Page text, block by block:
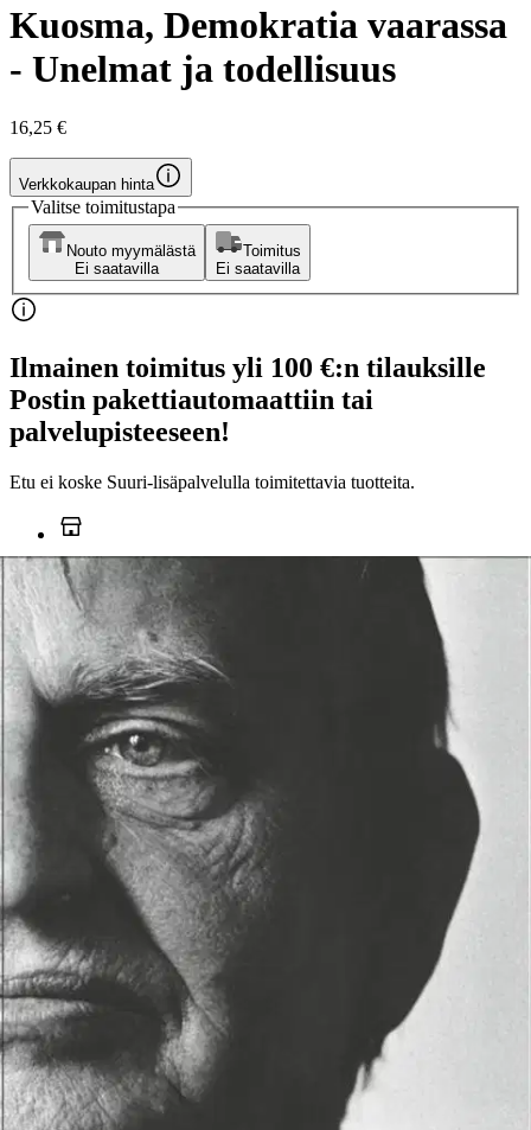
Kuosma, Demokratia vaarassa
- Unelmat ja todellisuus
16,25 €
Verkkokaupan hinta
Valitse toimitustapa
Nouto myymälästä
Ei saatavilla
Toimitus
Ei saatavilla
Ilmainen toimitus yli 100 €:n tilauksille
Postin pakettiautomaattiin tai
palvelupisteeseen!
Etu ei koske Suuri‑lisäpalvelulla toimitettavia tuotteita.
Tarkista myymäläsaatavuus
Ei saatavilla
Tuotekuvaus
Kaksituhatlukua on leimannut maailman ainoan supervallan johtama
”sota terrorismia vastaan” ja sen synnyttämät kriisit, joista
tuoreimpiin kuuluu vuonna 2015 alkanut Euroopan pakolaiskriisi.
Kriisit ja niiden seurausvaikutukset ovat johtaneet monet
maailmanpolitiikan tarkkailijat pohtimaan demokratian
elinvoimaisuutta ja uhanalaisuutta. Pinnalla ja pinnan alla näyttää
kytevän pelko demokratian joutumisesta kuolemanvaaraan tai
vähintään näivettymisen tilaan.
Tietokirjassa Demokratia vaarassa
selvitetään demokratiaa ja hyvinvointivaltiota uhkaavia vaaroja ja
etsitään keinoja uhkien torjumiseksi.
Näytä lisää tuotekuvausta